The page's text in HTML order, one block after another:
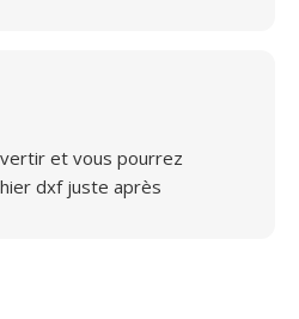
et vous pourrez
dxf juste après